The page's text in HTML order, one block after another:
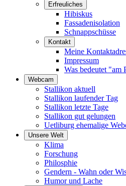
Erfreuliches
Hibiskus
Fassadenisolation
Schnappschüsse
Kontakt
Meine
Impressum
Was bedeutet "am
Webcam
Stallikon aktuell
Stallikon laufender Tag
Stallikon letzte Tage
Stallikon gut gelungen
Uetliburg ehemalige
Unsere Welt
Klima
Forschung
Philosphie
Gendern - Wahn oder
Humor und Lache